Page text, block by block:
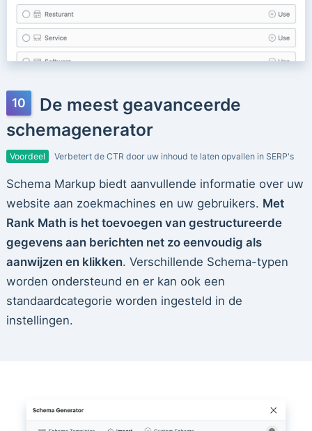
De meest geavanceerde
schemagenerator
Voordeel Verbetert de CTR door uw inhoud te laten opvallen in SERP's
Schema Markup biedt aanvullende informatie over uw
website aan zoekmachines en uw gebruikers. Met
Rank Math is het toevoegen van gestructureerde
gegevens aan berichten net zo eenvoudig als
aanwijzen en klikken. Verschillende Schema-typen
worden ondersteund en er kan ook een
standaardcategorie worden ingesteld in de
instellingen.